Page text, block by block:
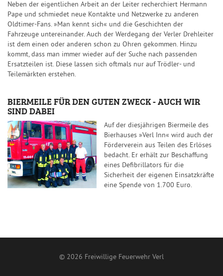
Neben der eigentlichen Arbeit an der Leiter recherchiert Hermann
Pape und schmiedet neue Kontakte und Netzwerke zu anderen
Oldtimer-Fans. »Man kennt sich« und die Geschichten der
Fahrzeuge untereinander. Auch der Werdegang der Verler Drehleiter
ist dem einen oder anderen schon zu Ohren gekommen. Hinzu
kommt, dass man immer wieder auf der Suche nach passenden
Ersatzteilen ist. Diese lassen sich oftmals nur auf Trödler- und
Teilemärkten erstehen.
BIERMEILE FÜR DEN GUTEN ZWECK - AUCH WIR
SIND DABEI
Auf der diesjährigen Biermeile des
Bierhauses »Verl Inn« wird auch der
Förderverein aus Teilen des Erlöses
bedacht. Er erhält zur Beschaffung
eines Defibrillators für die
Sicherheit der eigenen Einsatzkräfte
eine Spende von 1.700 Euro.
© 2026 Freiwillige Feuerwehr Verl